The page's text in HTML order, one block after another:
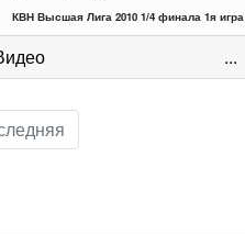
КВН Высшая Лига 2010 1/4 финала 1я игра
...